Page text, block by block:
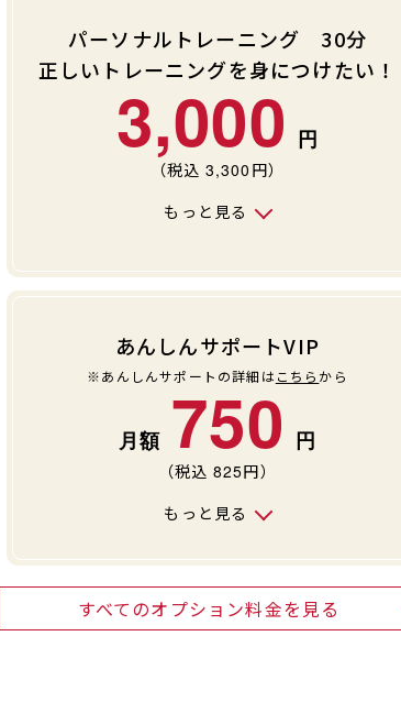
パーソナルトレーニング 30分
正しいトレーニングを身につけたい！
3,000
（税込 3,300 円）
もっと見る
あんしんサポートVIP
※あんしんサポートの詳細はこちら から
750
（税込 825円）
もっと見る
すべてのオプション料金を見る